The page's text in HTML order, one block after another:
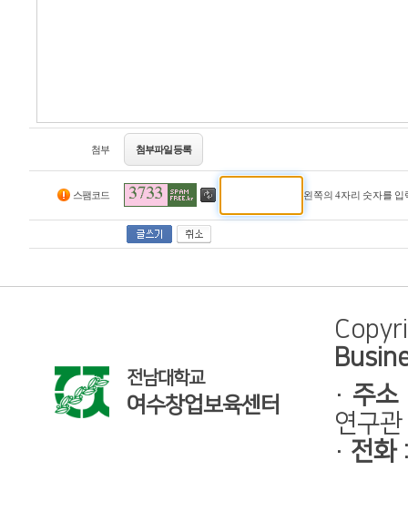
첨부 첨부파일 등록
스팸코드 왼쪽의 4자리 숫자를
전남대학교
여수창업보육센터
· 주소
연구
· 전화